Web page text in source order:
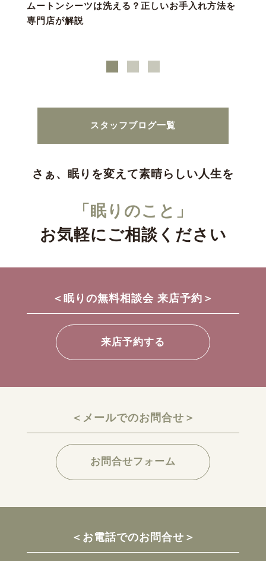
ムートンシーツは洗える？正しいお手入れ方法を
専門店が解説
スタッフブログ一覧
さぁ、眠りを変えて素晴らしい人生を
「眠りのこと」
お気軽にご相談ください
＜眠りの無料相談会 来店予約＞
来店予約する
＜メールでのお問合せ＞
お問合せフォーム
＜お電話でのお問合せ＞